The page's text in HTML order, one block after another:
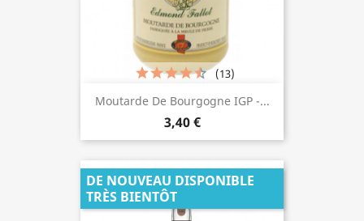
Moutarde De Bourgogne IGP -...
3,40 €
(13)
DE NOUVEAU DISPONIBLE
TRÈS BIENTÔT